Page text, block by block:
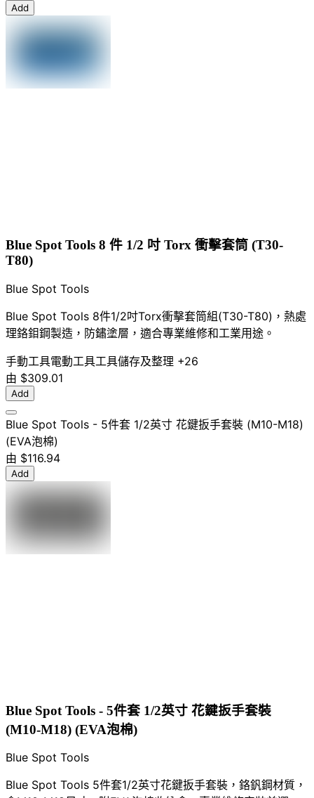
Add
Blue Spot Tools 8 件 1/2 吋 Torx 衝擊套筒 (T30-
T80)
Blue Spot Tools
Blue Spot Tools 8件1/2吋Torx衝擊套筒組(T30-T80)，熱處
理鉻鉬鋼製造，防鏽塗層，適合專業維修和工業用途。
手動工具電動工具工具儲存及整理 +26
由 $309.01
Add
Blue Spot Tools - 5件套 1/2英寸 花鍵扳手套裝 (M10-M18)
(EVA泡棉)
由 $116.94
Add
Blue Spot Tools - 5件套 1/2英寸 花鍵扳手套裝
(M10-M18) (EVA泡棉)
Blue Spot Tools
Blue Spot Tools 5件套1/2英寸花鍵扳手套裝，鉻釩鋼材質，